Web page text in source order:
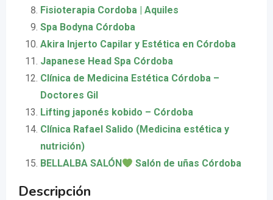
Fisioterapia Cordoba | Aquiles
Spa Bodyna Córdoba
Akira Injerto Capilar y Estética en Córdoba
Japanese Head Spa Córdoba
Clínica de Medicina Estética Córdoba –
Doctores Gil
Lifting japonés kobido – Córdoba
Clínica Rafael Salido (Medicina estética y
nutrición)
BELLALBA SALÓN
Salón de uñas Córdoba
Descripción